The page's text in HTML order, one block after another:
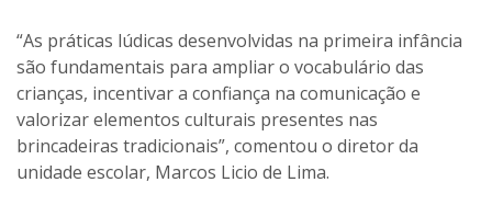
“As práticas lúdicas desenvolvidas na primeira infância
são fundamentais para ampliar o vocabulário das
crianças, incentivar a confiança na comunicação e
valorizar elementos culturais presentes nas
brincadeiras tradicionais”, comentou o diretor da
unidade escolar, Marcos Licio de Lima.